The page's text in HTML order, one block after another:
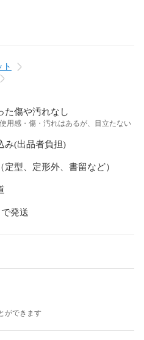
ト
た傷や汚れなし
用感・傷・汚れはあるが、目立たない
み(出品者負担)
定型、定形外、書留など）
発送
ができます